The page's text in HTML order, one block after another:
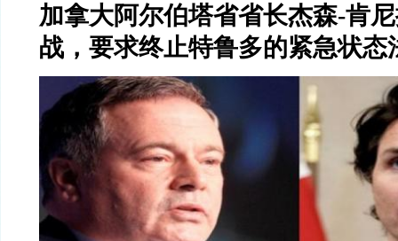
加拿大阿尔伯塔省省长杰森-肯
战，要求终止特鲁多的紧急状态